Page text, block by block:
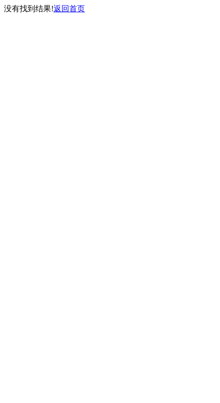
没有找到结果!返回首页